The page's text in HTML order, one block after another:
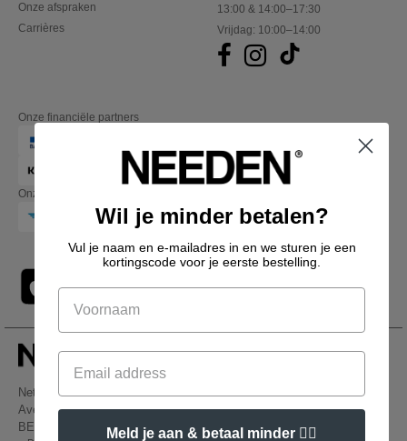
Onze afspraken
Carrières
13:00 & 14:00–17:30
Vrijdag: 10:00–14:00
Onze financiële partners
Onze transporteurs
Netenders Belgium SRL
Avenue Hermann-Debroux 54, 1160, Bruxelles
BE61 3632 1629 8017
Wil je minder betalen?
Vul je naam en e-mailadres in en we sturen je een
kortingscode voor je eerste bestelling.
Meld je aan & betaal minder 👍🏼